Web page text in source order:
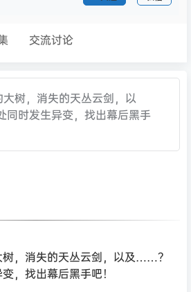
交流讨论
树，消失的天丛云剑，以
时发生异变，找出幕后黑手
，消失的天丛云剑，以及……？
，找出幕后黑手吧！